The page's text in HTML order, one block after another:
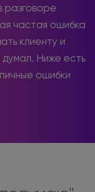
разговоре
частая ошибка
клиенту и
Ниже есть
ошибки